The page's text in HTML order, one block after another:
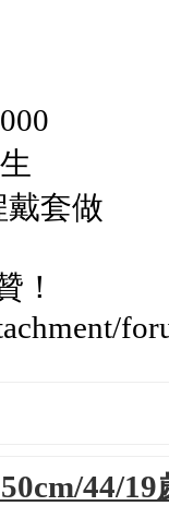
戴套做
！
44/